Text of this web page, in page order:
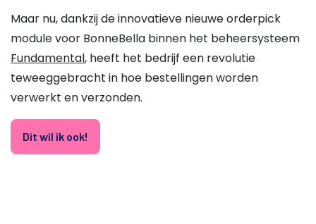
Maar nu, dankzij de innovatieve nieuwe orderpick
module voor BonneBella binnen het beheersysteem
Fundamental, heeft het bedrijf een revolutie
teweeggebracht in hoe bestellingen worden
verwerkt en verzonden.
Dit wil ik ook!